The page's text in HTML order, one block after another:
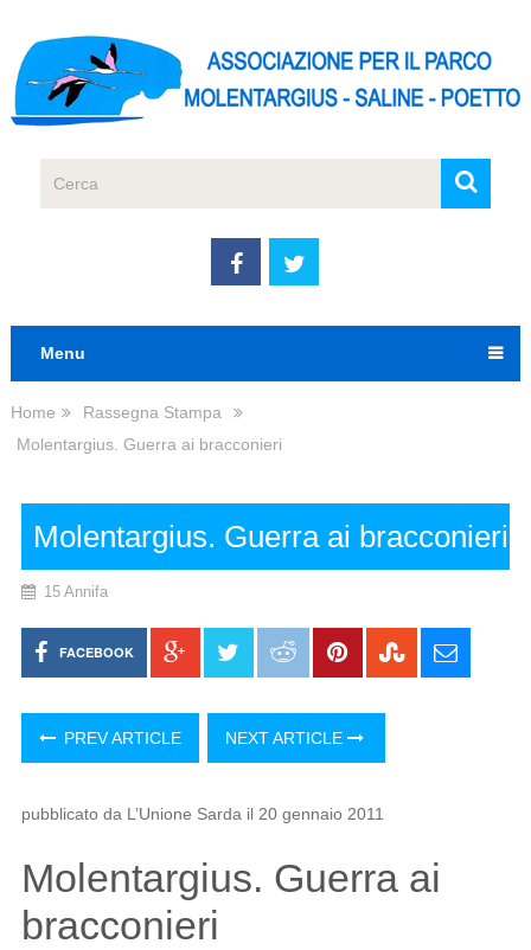
Menu
Home
Rassegna Stampa
Molentargius. Guerra ai bracconieri
Molentargius. Guerra ai bracconieri
15 Annifa
FACEBOOK
PREV ARTICLE NEXT ARTICLE
pubblicato da L’Unione Sarda il 20 gennaio 2011
Molentargius. Guerra ai
bracconieri